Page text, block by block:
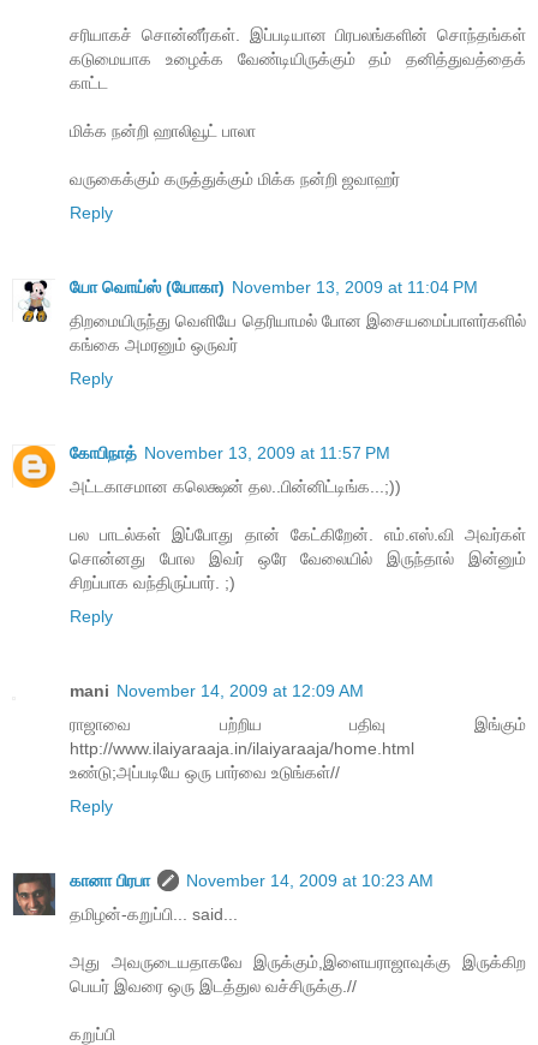
சரியாகச் சொன்னீர்கள். இப்படியான பிரபலங்களின் சொந்தங்கள்
கடுமையாக உழைக்க வேண்டியிருக்கும் தம் தனித்துவத்தைக்
காட்ட
மிக்க நன்றி ஹாலிவூட் பாலா
வருகைக்கும் கருத்துக்கும் மிக்க நன்றி ஜவாஹர்
Reply
யோ வொய்ஸ் (யோகா) November 13, 2009 at 11:04 PM
திறமையிருந்து வெளியே தெரியாமல் போன இசையமைப்பாளர்களில்
கங்கை அமரனும் ஒருவர்
Reply
கோபிநாத் November 13, 2009 at 11:57 PM
அட்டகாசமான கலெக்ஷன் தல..பின்னிட்டிங்க...;))
பல பாடல்கள் இப்போது தான் கேட்கிறேன். எம்.எஸ்.வி அவர்கள்
சொன்னது போல இவர் ஒரே வேலையில் இருந்தால் இன்னும்
சிறப்பாக வந்திருப்பார். ;)
Reply
mani November 14, 2009 at 12:09 AM
ராஜாவை பற்றிய பதிவு இங்கும்
http://www.ilaiyaraaja.in/ilaiyaraaja/home.html
உண்டு;அப்படியே ஒரு பார்வை உடுங்கள்//
Reply
கானா பிரபா
November 14, 2009 at 10:23 AM
தமிழன்-கறுப்பி... said...
அது அவருடையதாகவே இருக்கும்,இளையராஜாவுக்கு இருக்கிற
பெயர் இவரை ஒரு இடத்துல வச்சிருக்கு.//
கறுப்பி